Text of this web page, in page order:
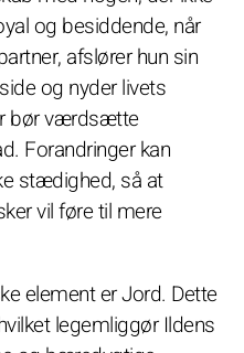
og besiddende, når
afslører hun sin
og nyder livets
bør værdsætte
Forandringer kan
stædighed, så at
vil føre til mere
element er Jord. Dette
legemliggør Ildens